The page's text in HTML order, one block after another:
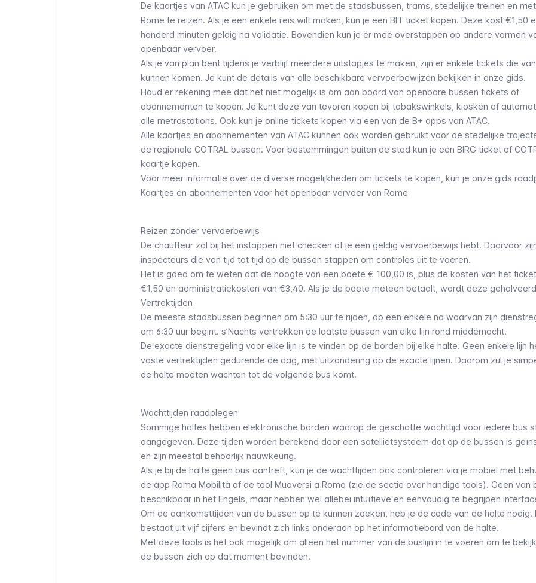
De kaartjes van ATAC kun je gebruiken om met de stadsbussen, trams stedelijke treinen en
Rome te reizen. Als je een enkele reis wilt maken, kun je een BIT ticket kopen. Deze kost €1,50
honderd minuten geldig na validatie. Bovendien kun je er mee overstappen op andere vormen
openbaar vervoer.
Als je van plan bent tijdens je verblijf meerdere uitstapjes te maken, zijn er enkele tickets die
kunnen komen. Je kunt de details van alle beschikbare vervoerbewijzen bekijken in onze gids.
Houd er rekening mee dat het niet mogelijk is om aan boord van openbare bussen tickets of
abonnementen te kopen. Je kunt deze van tevoren kopen bij tabakswinkels, kiosken of
alle metrostations. Ook kun je online tickets kopen via een van de B+ apps van ATAC.
Alle kaartjes en abonnementen van ATAC kunnen ook worden gebruikt voor de stedelijke
de regionale COTRAL bussen. Voor bestemmingen buiten de stad kun je een BIRG ticket of
kaartje kopen.
Voor meer informatie over de diverse mogelijkheden om tickets te kopen, kun je onze gids
Kaartjes en abonnementen voor het openbaar vervoer van Rome
Reizen zonder vervoerbewijs
De chauffeur zal bij het instappen niet checken of je een geldig vervoerbewijs hebt. Daarvoor
inspecteurs die van tijd tot tijd op de bussen stappen om controles uit te voeren.
Het is goed om te weten dat de hoogte van een boete € 100,00 is, plus de kosten van het
€1,50 en administratiekosten van €3,40. Als je de boete meteen betaalt, wordt deze
Vertrektijden
De meeste stadsbussen beginnen om 5:30 uur te rijden, op een enkele na waarvan zijn
om 6:30 uur begint. s’Nachts vertrekken de laatste bussen van elke lijn rond middernacht.
De exacte dienstregeling voor elke lijn is te vinden op de borden bij elke halte. Geen enkele lijn
vaste vertrektijden gedurende de dag, met uitzondering op de exacte lijnen. Daarom zul je
de halte moeten wachten tot de volgende bus komt.
Wachttijden raadplegen
Sommige haltes hebben elektronische borden waarop de geschatte wachttijd voor iedere bus
aangegeven. Deze tijden worden berekend door een satellietsysteem dat op de bussen is
en zijn meestal behoorlijk nauwkeurig.
Als je bij de halte geen bus aantreft, kun je de wachttijden ook controleren via je mobiel met
de app Roma Mobilità of de tool Muoversi a Roma (zie de sectie over handige tools). Geen van
beschikbaar in het Engels, maar hebben wel allebei intuïtieve en eenvoudig te begrijpen
Om de aankomsttijden van de bussen op te kunnen zoeken, heb je de code van de halte nodig.
bestaat uit vijf cijfers en bevindt zich links onderaan op het informatiebord van de halte.
Met deze tools is het ook mogelijk om alleen het nummer van de buslijn in te voeren om te
de bussen zich op dat moment bevinden.